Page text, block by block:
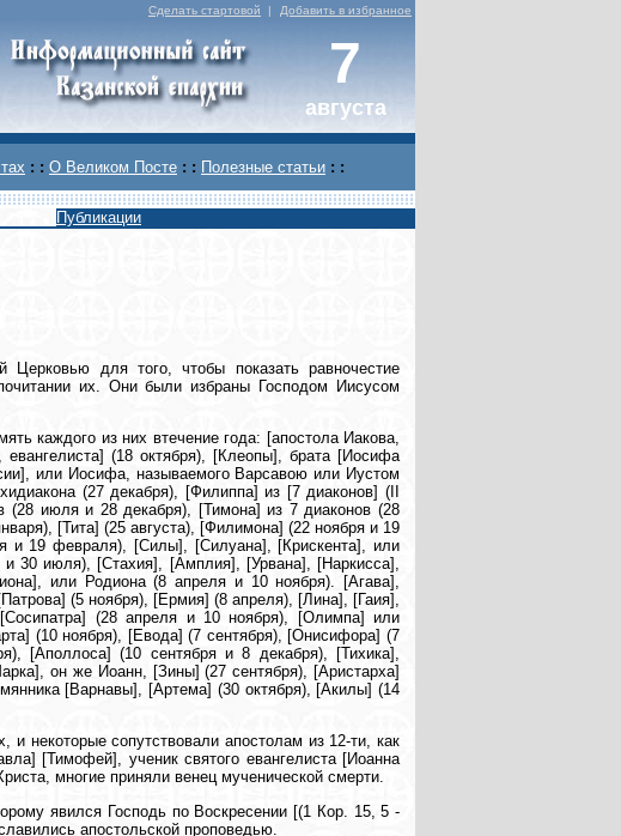
Сделать стартовой | Добавить в избранное
7
августа
: : О Великом Посте : : Полезные статьи : :
Публикации
Церковью для того, чтобы показать равночестие
их. Они были избраны Господом Иисусом
каждого из них втечение года: [апостола Иакова,
(18 октября), [Клеопы], брата [Иосифа
или Иосифа, называемого Варсавою или Иустом
(27 декабря), [Филиппа] из [7 диаконов] (II
(28 июля и 28 декабря), [Тимона] из 7 диаконов (28
[Тита] (25 августа), [Филимона] (22 ноября и 19
и 19 февраля), [Силы], [Силуана], [Крискента], или
30 июля), [Стахия], [Амплия], [Урвана], [Наркисса],
или Родиона (8 апреля и 10 ноября). [Агава],
(5 ноября), [Ермия] (8 апреля), [Лина], [Гаия],
(28 апреля и 10 ноября), [Олимпа] или
(10 ноября), [Евода] (7 сентября), [Онисифора] (7
[Аполлоса] (10 сентября и 8 декабря), [Тихика],
он же Иоанн, [Зины] (27 сентября), [Аристарха]
[Варнавы], [Артема] (30 октября), [Акилы] (14
некоторые сопутствовали апостолам из 12-ти, как
[Тимофей], ученик святого евангелиста [Иоанна
многие приняли венец мученической смерти.
явился Господь по Воскресении [(1 Кор. 15, 5 -
апостольской проповедью.